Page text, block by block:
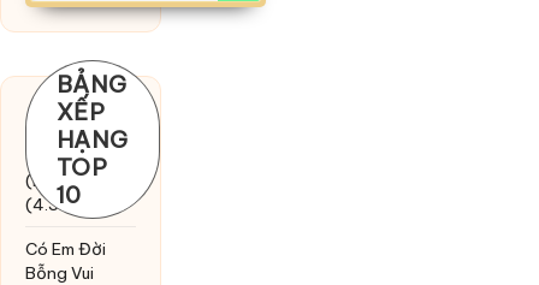
BẢNG
XẾP
HẠNG
TOP
10
Chờ một
tiếng yêu
(MinhTuan89)
(4.393)
Có Em Đời
Bỗng Vui